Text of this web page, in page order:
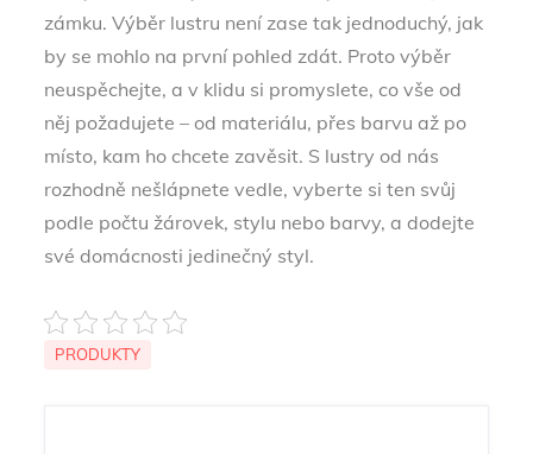
zámku. Výběr lustru není zase tak jednoduchý, jak
by se mohlo na první pohled zdát. Proto výběr
neuspěchejte, a v klidu si promyslete, co vše od
něj požadujete – od materiálu, přes barvu až po
místo, kam ho chcete zavěsit. S lustry od nás
rozhodně nešlápnete vedle, vyberte si ten svůj
podle počtu žárovek, stylu nebo barvy, a dodejte
své domácnosti jedinečný styl.
PRODUKTY